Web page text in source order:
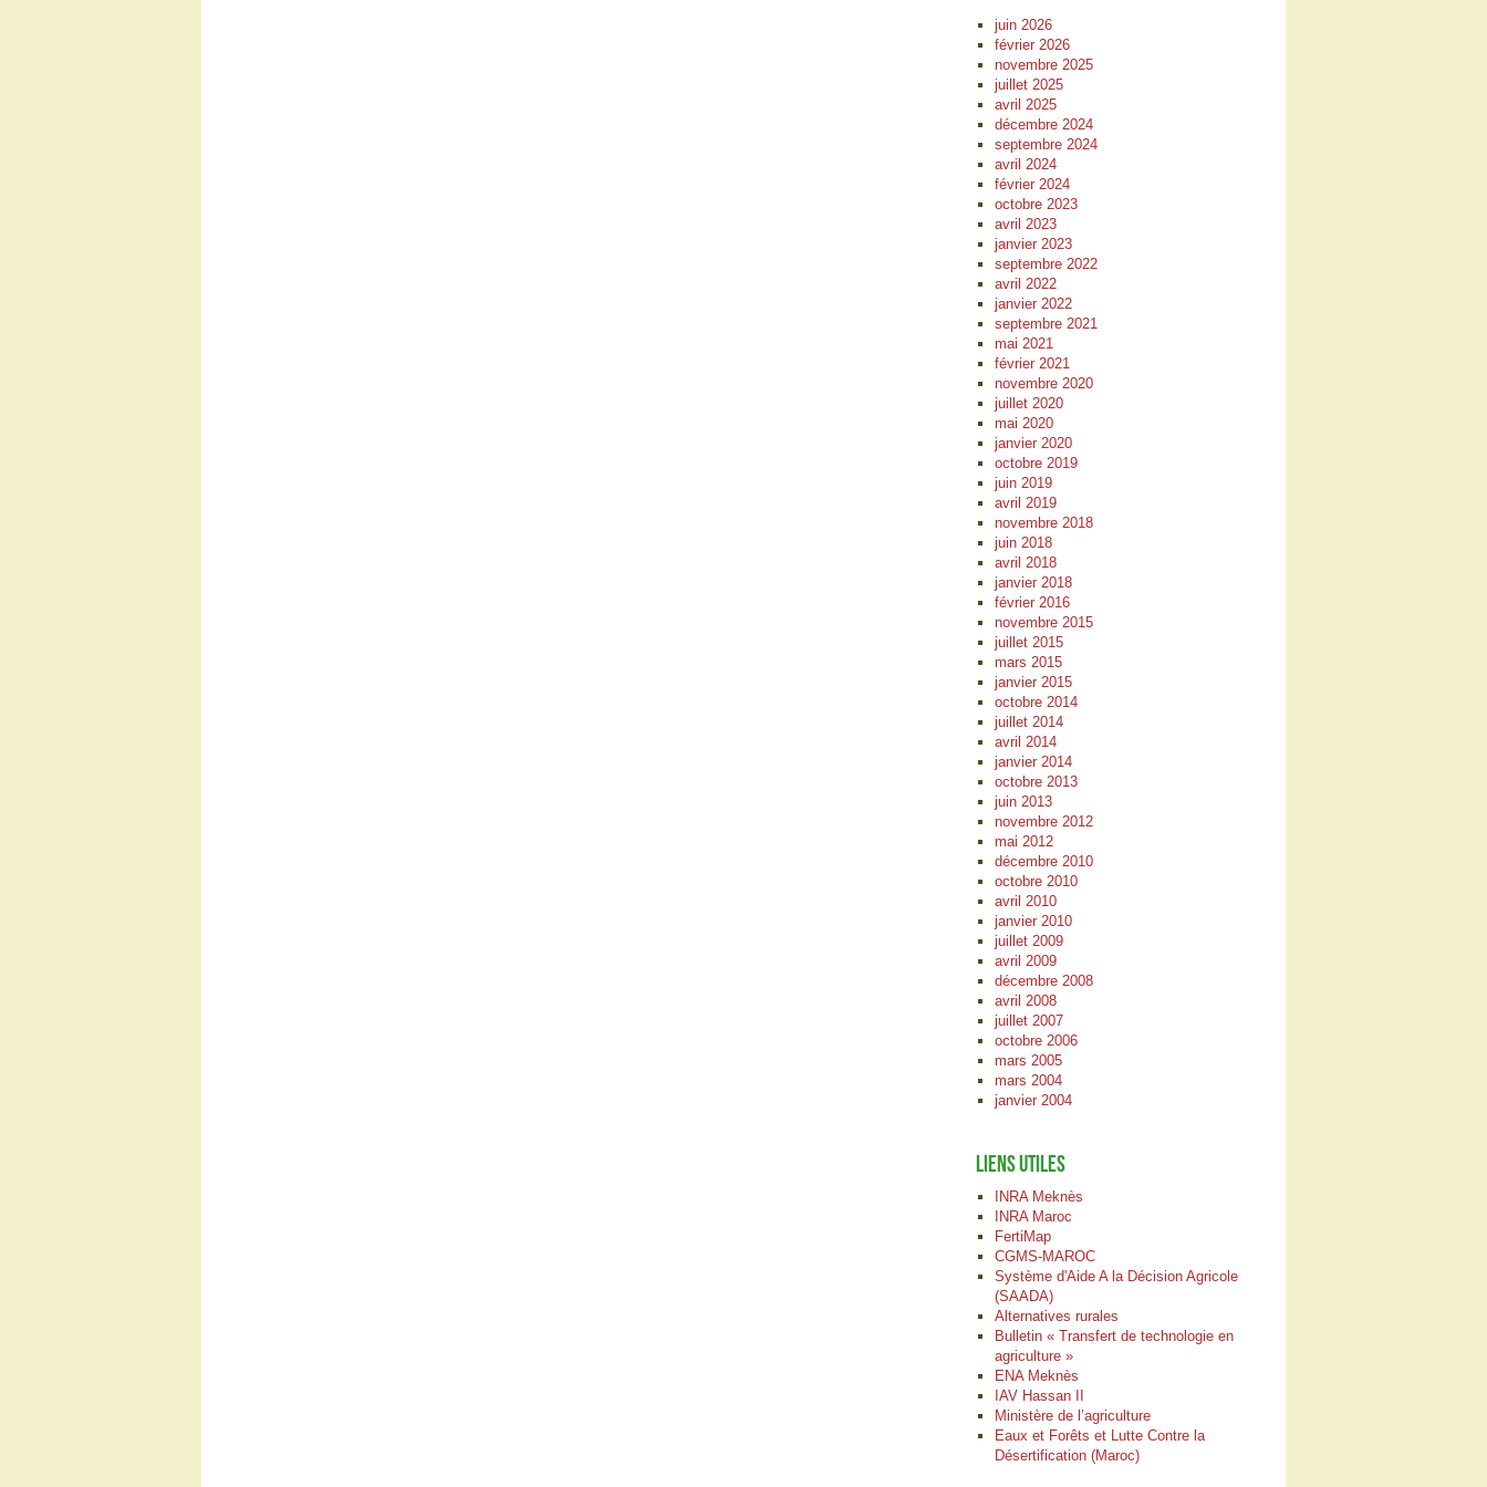
juin 2026
février 2026
novembre 2025
juillet 2025
avril 2025
décembre 2024
septembre 2024
avril 2024
février 2024
octobre 2023
avril 2023
janvier 2023
septembre 2022
avril 2022
janvier 2022
septembre 2021
mai 2021
février 2021
novembre 2020
juillet 2020
mai 2020
janvier 2020
octobre 2019
juin 2019
avril 2019
novembre 2018
juin 2018
avril 2018
janvier 2018
février 2016
novembre 2015
juillet 2015
mars 2015
janvier 2015
octobre 2014
juillet 2014
avril 2014
janvier 2014
octobre 2013
juin 2013
novembre 2012
mai 2012
décembre 2010
octobre 2010
avril 2010
janvier 2010
juillet 2009
avril 2009
décembre 2008
avril 2008
juillet 2007
octobre 2006
mars 2005
mars 2004
janvier 2004
LIENS UTILES
INRA Meknès
INRA Maroc
FertiMap
CGMS-MAROC
Système d'Aide A la Décision Agricole
(SAADA)
Alternatives rurales
Bulletin « Transfert de technologie en
agriculture »
ENA Meknès
IAV Hassan II
Ministère de l’agriculture
Eaux et Forêts et Lutte Contre la
Désertification (Maroc)